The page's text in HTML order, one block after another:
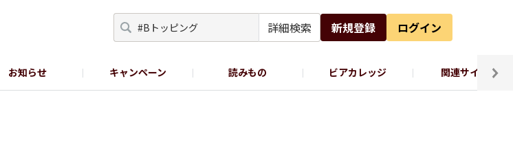
詳細検索 新規登録 ログイン
お知らせ キャンペーン 読みもの ビアカレッジ 関連サイト